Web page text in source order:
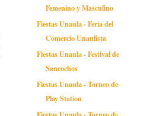
Femenino y Masculino
Fiestas Unaula - Feria del
Comercio Unaulista
Fiestas Unaula - Festival de
Sancochos
Fiestas Unaula - Torneo de
Play Station